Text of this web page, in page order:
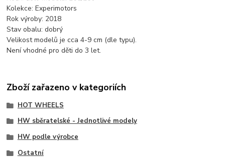
Kolekce: Experimotors
Rok výroby: 2018
Stav obalu: dobrý
Velikost modelů je cca 4-9 cm (dle typu).
Není vhodné pro děti do 3 let.
Zboží zařazeno v kategoriích
HOT WHEELS
HW sběratelské - Jednotlivé modely
HW podle výrobce
Ostatní